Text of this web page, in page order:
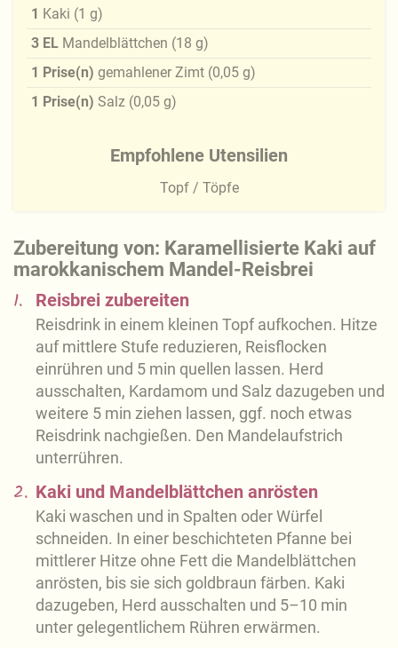
Zubereitung von: Karamellisierte Kaki auf
marokkanischem Mandel-Reisbrei
1. Reisbrei zubereiten
Reisdrink in einem kleinen Topf aufkochen. Hitze
auf mittlere Stufe reduzieren, Reisflocken
einrühren und 5 min quellen lassen. Herd
ausschalten, Kardamom und Salz dazugeben und
weitere 5 min ziehen lassen, ggf. noch etwas
Reisdrink nachgießen. Den Mandelaufstrich
unterrühren.
2. Kaki und Mandelblättchen anrösten
Kaki waschen und in Spalten oder Würfel
schneiden. In einer beschichteten Pfanne bei
mittlerer Hitze ohne Fett die Mandelblättchen
anrösten, bis sie sich goldbraun färben. Kaki
dazugeben, Herd ausschalten und 5–10 min
unter gelegentlichem Rühren erwärmen.
1 Kaki (1 g)
3 EL Mandelblättchen (18 g)
1 Prise(n) gemahlener Zimt (0,05 g)
1 Prise(n) Salz (0,05 g)
Empfohlene Utensilien
Topf / Töpfe